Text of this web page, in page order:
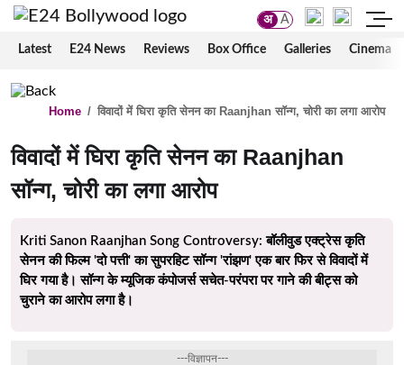
अ A
Latest E24 News Reviews Box Office Galleries Cinema
Home / विवादों में घिरा कृति सेनन का Raanjhan सॉन्ग, चोरी का लगा आरोप
विवादों में घिरा कृति सेनन का Raanjhan
सॉन्ग, चोरी का लगा आरोप
Kriti Sanon Raanjhan Song Controversy: बॉलीवुड एक्ट्रेस कृति
सेनन की फिल्म 'दो पत्ती' का सुपरहिट सॉन्ग 'रांझण' एक बार फिर से विवादों में
घिर गया है। सॉन्ग के म्यूजिक कंपोजर्स सचेत-परंपरा पर गाने की बीट्स को
चुराने का आरोप लगा है।
---विज्ञापन---